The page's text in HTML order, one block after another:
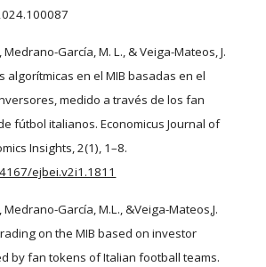
García, M. L., & Veiga-Mateos, J.
algorítmicas en el MIB basadas en el
medido a través de los fan
fútbol italianos. Economicus Journal of
Insights, 2(1), 1–8.
ejbei.v2i1.1811
García, M.L., &Veiga-Mateos,J.
on the MIB based on investor
by fan tokens of Italian football teams.